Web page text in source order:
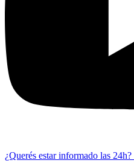
¿Querés estar informado las 24h?